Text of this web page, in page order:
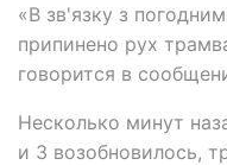
«В зв'язку з
припинено рух
говорится в
Несколько минут
и 3 возобновилось,